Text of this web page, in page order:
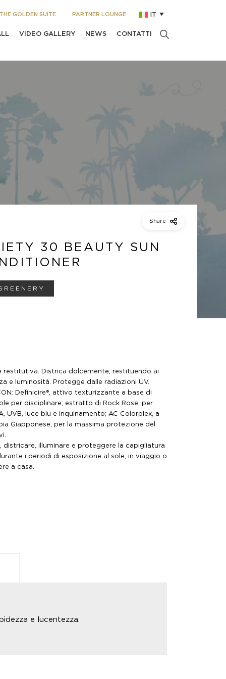
THE GOLDEN SUITE PARTNER LOUNGE IT
VIDEO GALLERY NEWS CONTATTI
Share
30 BEAUTY SUN
restitutiva. Districa dolcemente, restituendo ai
e luminosità. Protegge dalle radiazioni UV.
Definicire®, attivo texturizzante a base di
per disciplinare; estratto di Rock Rose, per
UVB, luce blu e inquinamento; AC Colorplex, a
Giapponese, per la massima protezione del
districare, illuminare e proteggere la capigliatura
i periodi di esposizione al sole, in viaggio o
a casa.
e lucentezza.